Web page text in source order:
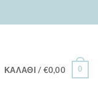
ΚΑΛΆΘΙ / €0,00 0